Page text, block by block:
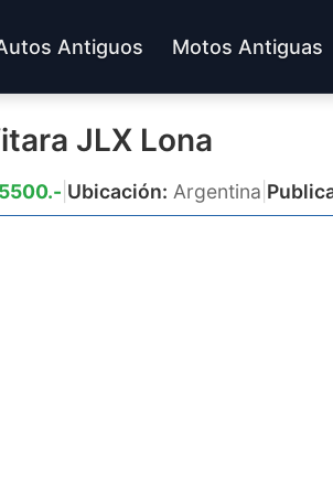
Antiguos Motos Antiguas
JLX Lona
Ubicación: Argentina